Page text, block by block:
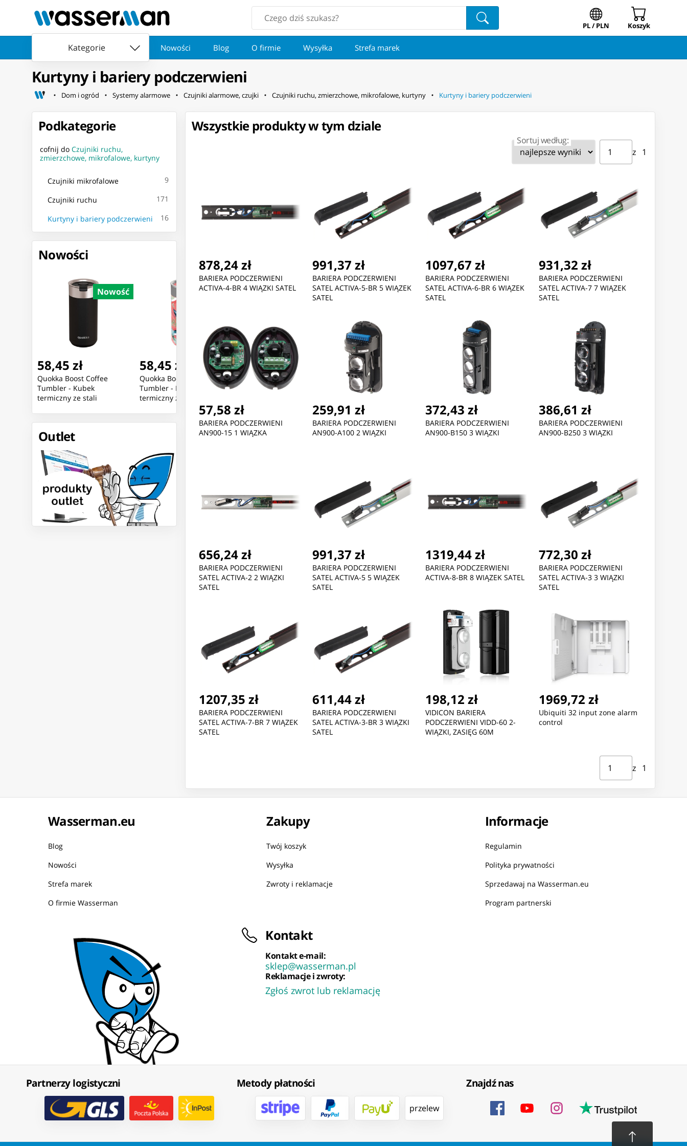
PL / PLN Koszyk
Kategorie Nowości Blog O firmie Wysyłka Strefa marek
Kurtyny i bariery podczerwieni
Dom i ogród Systemy alarmowe Czujniki alarmowe, czujki Czujniki ruchu, zmierzchowe, mikrofalowe, kurtyny Kurtyny i bariery podczerwieni
Podkategorie
cofnij do Czujniki ruchu,
zmierzchowe, mikrofalowe, kurtyny
Czujniki mikrofalowe 9
Czujniki ruchu 171
Kurtyny i bariery podczerwieni 16
Nowości
Nowość
58,45 zł
Quokka Boost Coffee
Tumbler - Kubek
termiczny ze stali
Nowość
58,45 zł
Quokka Boost Coffee
Tumbler - Kubek
termiczny ze stali
zaparzaczem 400 ml
Nowość
58,45 zł
Quokka Boost Coffee
Tumbler - Kubek
nierdzewnej z
zaparzaczem 400 ml
(Greenstone)
Nowość
30,63 zł
MicroConnect Powercord
C13 IEC Lock - C14
Nowość
43,08 zł
MicroConnect Powercord
C13 IEC Lock+ - C14
Nowość
51,51 zł
MicroConnect Powercord
C13 IEC Lock+ - C14
Outlet
Wszystkie produkty w tym dziale
Sortuj według: Strona ⁨1⁩ z ⁨1⁩
z ⁨1⁩
Przejdź do strony
878,24 zł
BARIERA PODCZERWIENI
ACTIVA-4-BR 4 WIĄZKI SATEL
991,37 zł
BARIERA PODCZERWIENI
SATEL ACTIVA-5-BR 5 WIĄZEK
SATEL
1097,67 zł
BARIERA PODCZERWIENI
SATEL ACTIVA-6-BR 6 WIĄZEK
SATEL
931,32 zł
BARIERA PODCZERWIENI
SATEL ACTIVA-7 7 WIĄZEK
SATEL
57,58 zł
BARIERA PODCZERWIENI
AN900-15 1 WIĄZKA
259,91 zł
BARIERA PODCZERWIENI
AN900-A100 2 WIĄZKI
372,43 zł
BARIERA PODCZERWIENI
AN900-B150 3 WIĄZKI
386,61 zł
BARIERA PODCZERWIENI
AN900-B250 3 WIĄZKI
656,24 zł
BARIERA PODCZERWIENI
SATEL ACTIVA-2 2 WIĄZKI
SATEL
991,37 zł
BARIERA PODCZERWIENI
SATEL ACTIVA-5 5 WIĄZEK
SATEL
1319,44 zł
BARIERA PODCZERWIENI
ACTIVA-8-BR 8 WIĄZEK SATEL
772,30 zł
BARIERA PODCZERWIENI
SATEL ACTIVA-3 3 WIĄZKI
SATEL
1207,35 zł
BARIERA PODCZERWIENI
SATEL ACTIVA-7-BR 7 WIĄZEK
SATEL
611,44 zł
BARIERA PODCZERWIENI
SATEL ACTIVA-3-BR 3 WIĄZKI
SATEL
198,12 zł
VIDICON BARIERA
PODCZERWIENI VIDD-60 2-
WIĄZKI, ZASIĘG 60M
1969,72 zł
Ubiquiti 32 input zone alarm
control
Strona ⁨1⁩ z ⁨1⁩
z ⁨1⁩
Przejdź do strony
Wasserman.eu
Blog
Nowości
Strefa marek
O firmie Wasserman
Zakupy
Twój koszyk
Wysyłka
Zwroty i reklamacje
Informacje
Regulamin
Polityka prywatności
Sprzedawaj na Wasserman.eu
Program partnerski
Kontakt
Kontakt e-mail:
sklep@wasserman.pl
Reklamacje i zwroty:
Zgłoś zwrot lub reklamację
Partnerzy logistyczni Metody płatności
przelew
Znajdź nas